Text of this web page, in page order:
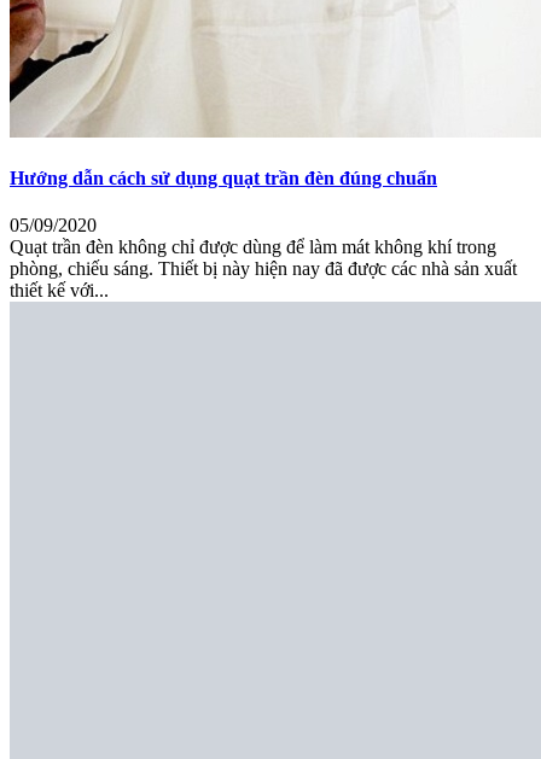
Hướng dẫn cách sử dụng quạt trần đèn đúng chuẩn
05/09/2020
Quạt trần đèn không chỉ được dùng để làm mát không khí trong
phòng, chiếu sáng. Thiết bị này hiện nay đã được các nhà sản xuất
thiết kế với...